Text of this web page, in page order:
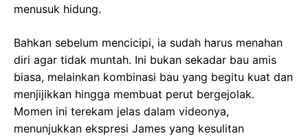
menusuk hidung.
Bahkan sebelum mencicipi, ia sudah harus menahan
diri agar tidak muntah. Ini bukan sekadar bau amis
biasa, melainkan kombinasi bau yang begitu kuat dan
menjijikkan hingga membuat perut bergejolak.
Momen ini terekam jelas dalam videonya,
menunjukkan ekspresi James yang kesulitan